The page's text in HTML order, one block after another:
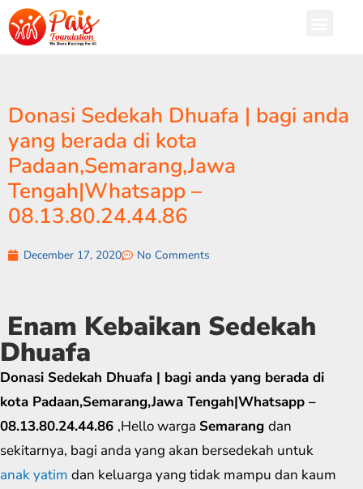
Donasi Sedekah Dhuafa | bagi anda
yang berada di kota
Padaan,Semarang,Jawa
Tengah|Whatsapp –
08.13.80.24.44.86
December 17, 2020 No Comments
Enam Kebaikan Sedekah
Dhuafa
Donasi Sedekah Dhuafa | bagi anda yang berada di
kota Padaan,Semarang,Jawa Tengah|Whatsapp –
08.13.80.24.44.86 ,Hello warga Semarang dan
sekitarnya, bagi anda yang akan bersedekah untuk
anak yatim dan keluarga yang tidak mampu dan kaum